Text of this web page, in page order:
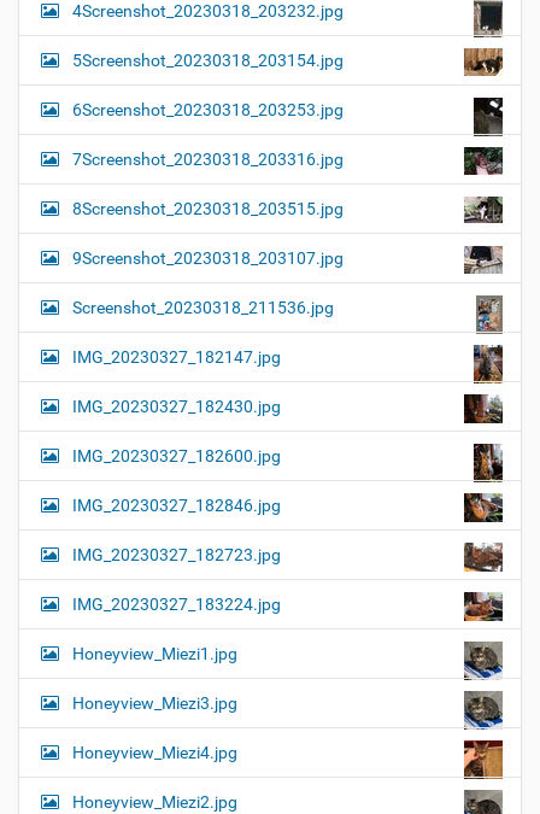
4Screenshot_20230318_203232.jpg
5Screenshot_20230318_203154.jpg
6Screenshot_20230318_203253.jpg
7Screenshot_20230318_203316.jpg
8Screenshot_20230318_203515.jpg
9Screenshot_20230318_203107.jpg
Screenshot_20230318_211536.jpg
IMG_20230327_182147.jpg
IMG_20230327_182430.jpg
IMG_20230327_182600.jpg
IMG_20230327_182846.jpg
IMG_20230327_182723.jpg
IMG_20230327_183224.jpg
Honeyview_Miezi1.jpg
Honeyview_Miezi3.jpg
Honeyview_Miezi4.jpg
Honeyview_Miezi2.jpg